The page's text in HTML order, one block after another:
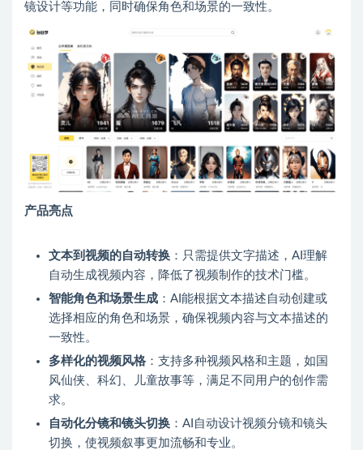
镜设计等功能，同时确保角色和场景的一致性。
产品亮点
文本到视频的自动转换 ：只需提供文字描述，AI理解
自动生成视频内容，降低了视频制作的技术门槛。
智能角色和场景生成 ：AI能根据文本描述自动创建或
选择相应的角色和场景，确保视频内容与文本描述的
一致性。
多样化的视频风格 ：支持多种视频风格和主题，如国
风仙侠、科幻、儿童故事等，满足不同用户的创作需
求。
自动化分镜和镜头切换 ：AI自动设计视频分镜和镜头
切换，使视频叙事更加流畅和专业。